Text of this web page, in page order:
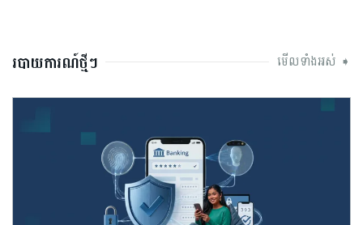
របាយការណ៍ថ្មីៗ មើលទាំងអស់ ➧